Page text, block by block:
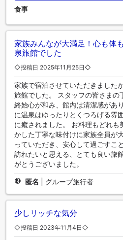
食事
家族みんなが大満足！心も体
泉旅館でした
◇投稿日 2025年11月25日◇
家族で宿泊させていただきました
旅館でした。 スタッフの皆さまの
終始心が和み、館内は清潔感があ
に温泉はゆったりとくつろげる雰
に癒されました。 お料理もどれも
かした丁寧な味付けに家族全員が
っていただき、安心して過ごすこ
訪れたいと思える、とても良い旅
がとうございました。
匿名 グループ旅行者
少しリッチな気分
◇投稿日 2023年11月4日◇